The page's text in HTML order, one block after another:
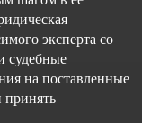
эксперта со
судебные
на поставленные
принять